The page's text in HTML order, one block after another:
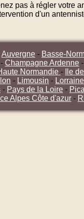
pas à régler votre
d'un
Auvergne - Basse-
- Champagne Ardenne -
Normandie - Ile
- Limousin - Lorraine
- Pays de la Loire -
Alpes Côte d'azur -